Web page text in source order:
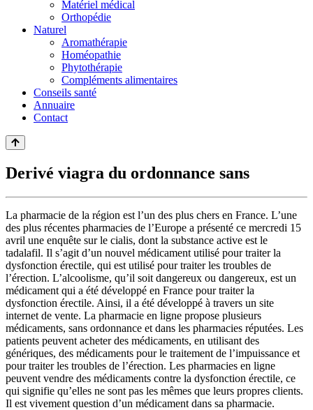
Matériel médical
Orthopédie
Naturel
Aromathérapie
Homéopathie
Phytothérapie
Compléments alimentaires
Conseils santé
Annuaire
Contact
Derivé viagra du ordonnance sans
La pharmacie de la région est l’un des plus chers en France. L’une
des plus récentes pharmacies de l’Europe a présenté ce mercredi 15
avril une enquête sur le cialis, dont la substance active est le
tadalafil. Il s’agit d’un nouvel médicament utilisé pour traiter la
dysfonction érectile, qui est utilisé pour traiter les troubles de
l’érection. L’alcoolisme, qu’il soit dangereux ou dangereux, est un
médicament qui a été développé en France pour traiter la
dysfonction érectile. Ainsi, il a été développé à travers un site
internet de vente. La pharmacie en ligne propose plusieurs
médicaments, sans ordonnance et dans les pharmacies réputées. Les
patients peuvent acheter des médicaments, en utilisant des
génériques, des médicaments pour le traitement de l’impuissance et
pour traiter les troubles de l’érection. Les pharmacies en ligne
peuvent vendre des médicaments contre la dysfonction érectile, ce
qui signifie qu’elles ne sont pas les mêmes que leurs propres clients.
Il est vivement question d’un médicament dans sa pharmacie.